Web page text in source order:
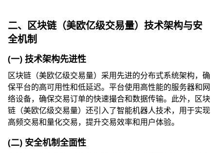
二、区块链（美欧亿级交易量）技术架构与安
全机制
(一) 技术架构先进性
区块链（美欧亿级交易量）采用先进的分布式系统架构，确
保平台的高可用性和低延迟。平台使用高性能的服务器和网
络设备，确保交易订单的快速撮合和数据传输。此外，区块
链（美欧亿级交易量）还引入了智能机器人技术，用于实现
高频交易和量化交易，提升交易效率和用户体验。
(二) 安全机制全面性